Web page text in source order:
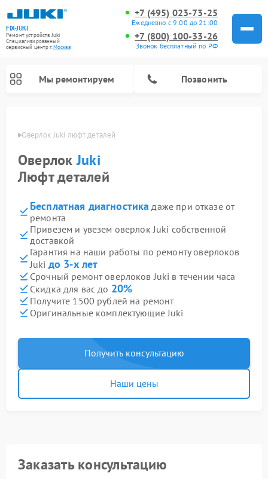
FIX-JUKI
Ремонт устройств Juki
Специализированный
cервисный центр г.Москва
+7 (495) 023-73-25
Ежедневно с 9:00 до 21:00
+7 (800) 100-33-26
Звонок бесплатный по РФ
Мы ремонтируем Позвонить
Оверлок Juki люфт деталей
ОверлокJuki
Люфт деталей
Бесплатная диагностика даже при отказе от
ремонта
Привезем и увезем оверлок Juki собственной
доставкой
Гарантия на наши работы по ремонту оверлоков
Juki до 3-х лет
Срочный ремонт оверлоков Juki в течении часа
Скидка для вас до 20%
Получите 1500 рублей на ремонт
Оригинальные комплектующие Juki
Получить консультацию
Наши цены
Заказать консультацию